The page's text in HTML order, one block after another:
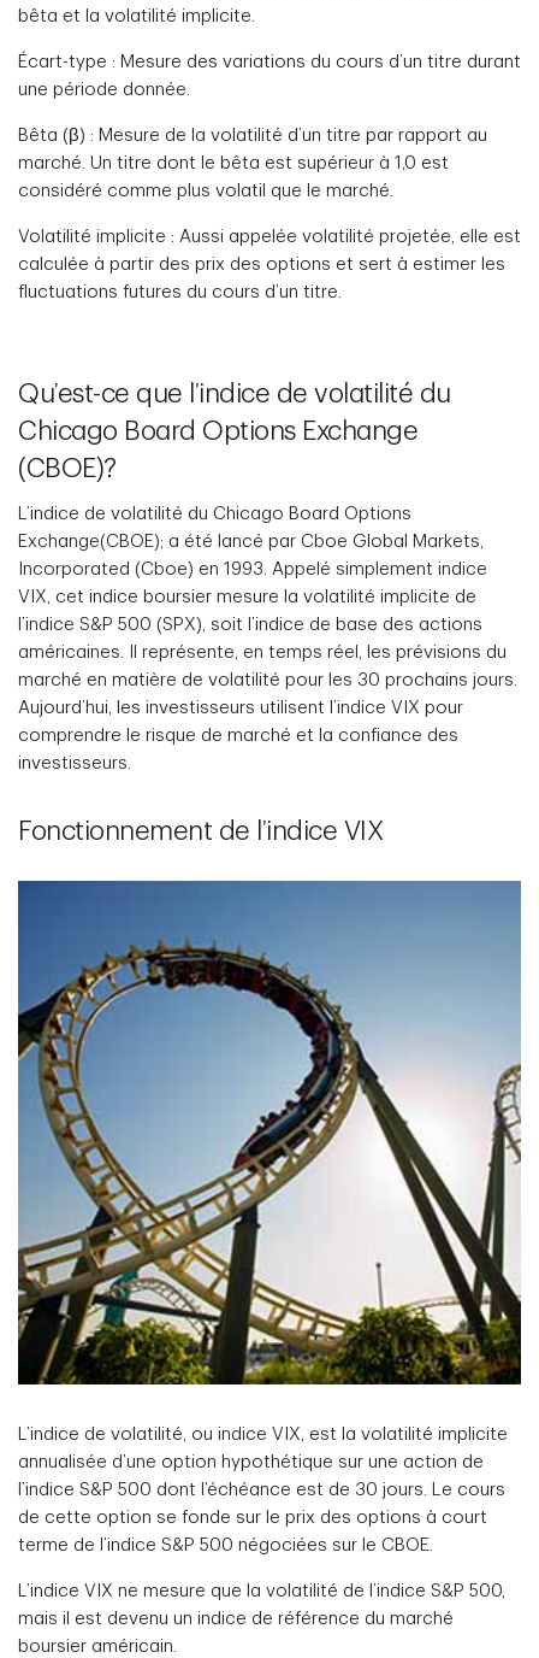
bêta et la volatilité implicite.
Écart-type : Mesure des variations du cours d’un titre durant
une période donnée.
Bêta (β) : Mesure de la volatilité d’un titre par rapport au
marché. Un titre dont le bêta est supérieur à 1,0 est
considéré comme plus volatil que le marché.
Volatilité implicite : Aussi appelée volatilité projetée, elle est
calculée à partir des prix des options et sert à estimer les
fluctuations futures du cours d’un titre.
Qu’est-ce que l’indice de volatilité du
Chicago Board Options Exchange
(CBOE)?
L’indice de volatilité du Chicago Board Options
Exchange(CBOE); a été lancé par Cboe Global Markets,
Incorporated (Cboe) en 1993. Appelé simplement indice
VIX, cet indice boursier mesure la volatilité implicite de
l’indice S&P 500 (SPX), soit l’indice de base des actions
américaines. Il représente, en temps réel, les prévisions du
marché en matière de volatilité pour les 30 prochains jours.
Aujourd’hui, les investisseurs utilisent l’indice VIX pour
comprendre le risque de marché et la confiance des
investisseurs.
Fonctionnement de l’indice VIX
L’indice de volatilité, ou indice VIX, est la volatilité implicite
annualisée d’une option hypothétique sur une action de
l’indice S&P 500 dont l’échéance est de 30 jours. Le cours
de cette option se fonde sur le prix des options à court
terme de l’indice S&P 500 négociées sur le CBOE.
L’indice VIX ne mesure que la volatilité de l’indice S&P 500,
mais il est devenu un indice de référence du marché
boursier américain.